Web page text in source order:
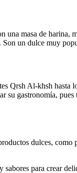
una masa de harina,
Son un dulce muy
Qrsh Al-khsh hasta
gastronomía, pues
dulces, como
para crear